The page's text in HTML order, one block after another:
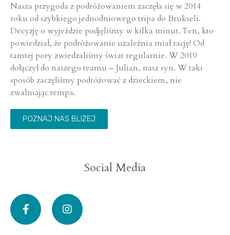
Nasza przygoda z podróżowaniem zaczęła się w 2014
roku od szybkiego jednodniowego tripa do Brukseli.
Decyzję o wyjeździe podjęliśmy w kilka minut. Ten, kto
powiedział, że podróżowanie uzależnia miał rację! Od
tamtej pory zwiedzaliśmy świat regularnie. W 2019
dołączył do naszego teamu – Julian, nasz syn. W taki
sposób zaczęliśmy podróżować z dzieckiem, nie
zwalniając tempa.
POZNAJ NAS BLIŻEJ
Social Media